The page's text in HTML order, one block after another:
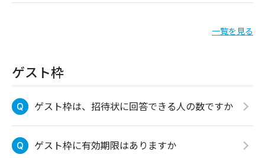
一覧を見る
ゲスト枠
ゲスト枠は、招待状に回答できる人の数ですか
ゲスト枠に有効期限はありますか